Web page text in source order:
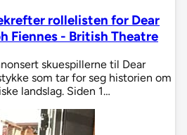
rollelisten for Dear
Fiennes - British Theatre
skuespillerne til Dear
som tar for seg historien om
landslag. Siden 1…